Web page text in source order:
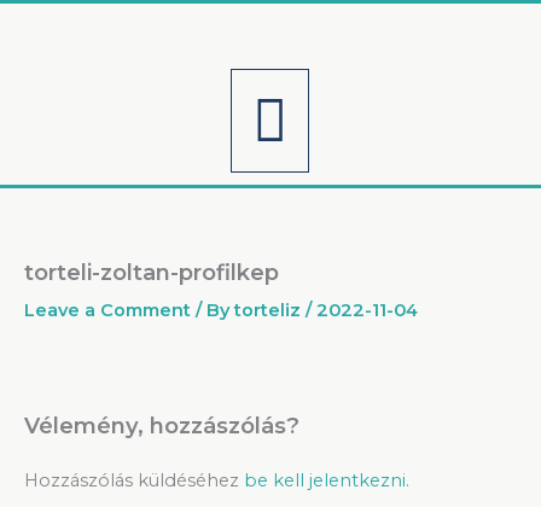
Menu
torteli-zoltan-profilkep
Leave a Comment / Bytorteliz /2022-11-04
Vélemény, hozzászólás?
Hozzászólás küldéséhez be kell jelentkezni.